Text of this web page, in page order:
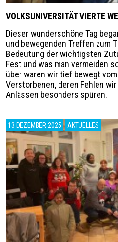
VOLKSUNIVERSITÄT VIERTE
Dieser wunderschöne Tag
und bewegenden Treffen zum
Bedeutung der wichtigsten
Fest und was man vermeiden
über waren wir tief bewegt vom
Verstorbenen, deren Fehlen
Anlässen besonders spüren.
13 DEZEMBER 2025 AKTUELLES